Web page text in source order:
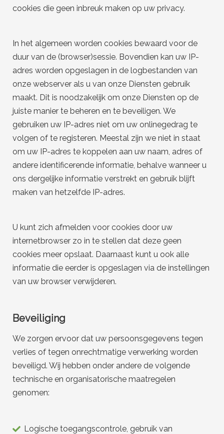
cookies die geen inbreuk maken op uw privacy.
In het algemeen worden cookies bewaard voor de
duur van de (browser)sessie. Bovendien kan uw IP-
adres worden opgeslagen in de logbestanden van
onze webserver als u van onze Diensten gebruik
maakt. Dit is noodzakelijk om onze Diensten op de
juiste manier te beheren en te beveiligen. We
gebruiken uw IP-adres niet om uw onlinegedrag te
volgen of te registeren. Meestal zijn we niet in staat
om uw IP-adres te koppelen aan uw naam, adres of
andere identificerende informatie, behalve wanneer u
ons dergelijke informatie verstrekt en gebruik blijft
maken van hetzelfde IP-adres.
U kunt zich afmelden voor cookies door uw
internetbrowser zo in te stellen dat deze geen
cookies meer opslaat. Daarnaast kunt u ook alle
informatie die eerder is opgeslagen via de instellingen
van uw browser verwijderen.
Beveiliging
We zorgen ervoor dat uw persoonsgegevens tegen
verlies of tegen onrechtmatige verwerking worden
beveiligd. Wij hebben onder andere de volgende
technische en organisatorische maatregelen
genomen:
Logische toegangscontrole, gebruik van